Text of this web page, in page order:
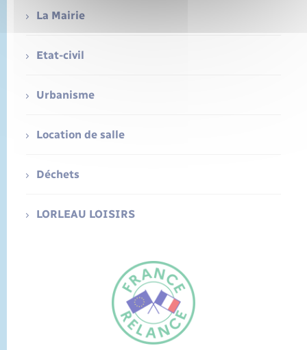
La Mairie
Etat-civil
Urbanisme
Location de salle
Déchets
LORLEAU LOISIRS